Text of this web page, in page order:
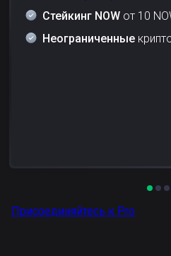
Стейкинг NOW от 10
Неограниченные
Присоединяйтесь к Pro